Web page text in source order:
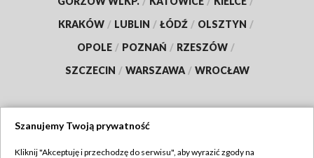
KRAKÓW / LUBLIN / ŁÓDŹ / OLSZTYN /
OPOLE / POZNAŃ / RZESZÓW /
SZCZECIN / WARSZAWA / WROCŁAW
Szanujemy Twoją prywatność
Kliknij "Akceptuję i przechodzę do serwisu", aby wyrazić zgody na